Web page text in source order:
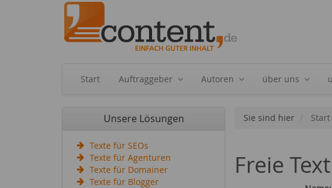
Start Auftraggeber Autoren über uns
Unsere Lösungen
Texte für SEOs
Texte für Agenturen
Texte für Domainer
Texte für Blogger
Sie sind hier Start
Freie